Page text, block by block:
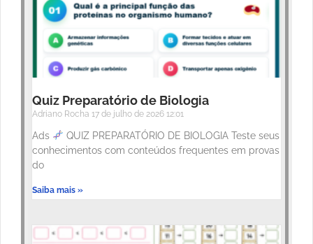
Quiz Preparatório de Biologia
Adriano Rocha 17 de julho de 2026 12:01
Ads
QUIZ PREPARATÓRIO DE BIOLOGIA Teste seus
conhecimentos com conteúdos frequentes em provas
do
Saiba mais »